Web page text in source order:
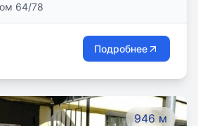
юных на основе
Фокиной Татьяны Николаевны,
64/78
Подробнее
946 м